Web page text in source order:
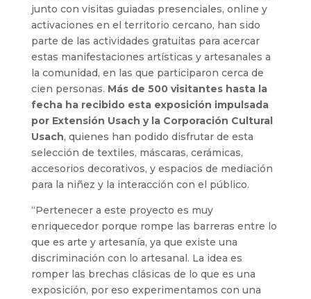
junto con visitas guiadas presenciales, online y
activaciones en el territorio cercano, han sido
parte de las actividades gratuitas para acercar
estas manifestaciones artísticas y artesanales a
la comunidad, en las que participaron cerca de
cien personas. Más de 500 visitantes hasta la
fecha ha recibido esta exposición impulsada
por Extensión Usach y la Corporación Cultural
Usach, quienes han podido disfrutar de esta
selección de textiles, máscaras, cerámicas,
accesorios decorativos, y espacios de mediación
para la niñez y la interacción con el público.
“Pertenecer a este proyecto es muy
enriquecedor porque rompe las barreras entre lo
que es arte y artesanía, ya que existe una
discriminación con lo artesanal. La idea es
romper las brechas clásicas de lo que es una
exposición, por eso experimentamos con una